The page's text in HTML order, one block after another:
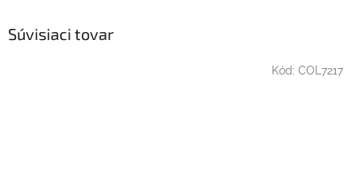
Súvisiaci tovar
Kód: COL7217